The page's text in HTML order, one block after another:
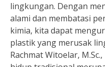
lingkungan. Dengan
alami dan membatasi
kimia, kita dapat
plastik yang merusak
Rachmat Witoelar,